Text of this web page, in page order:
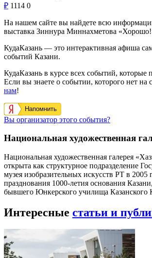
₽ 1114 0
На нашем сайте вы найдете всю
выставка Зиннура Миннахметова
КудаКазань — это интерактивная афиша
событий Казани.
КудаКазань в курсе всех событий, которые
Если вы знаете о событии, которого нет на
нам!
Напомнить
Вы организатор этого события?
Национальная художественная
Национальная художественная галерея
открыта как структурное подразделение
музея изобразительных искусств РТ в 2005
празднования 1000-летия основания
бывшего Юнкерского училища Казанского
Интересные статьи и